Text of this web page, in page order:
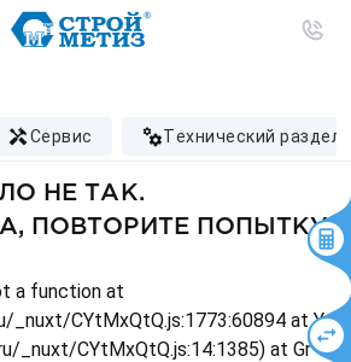
сервис технический раздел
НЕ ТАК.
ПОВТОРИТЕ ПОПЫТКУ
a function at
_nuxt/CYtMxQtQ.js:1773:60894 at Ys
_nuxt/CYtMxQtQ.js:14:1385) at Gr